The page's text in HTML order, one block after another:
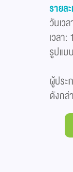
รายล
วันเว
เวลา
รูปแบ
ผู้ประ
ดังกล่